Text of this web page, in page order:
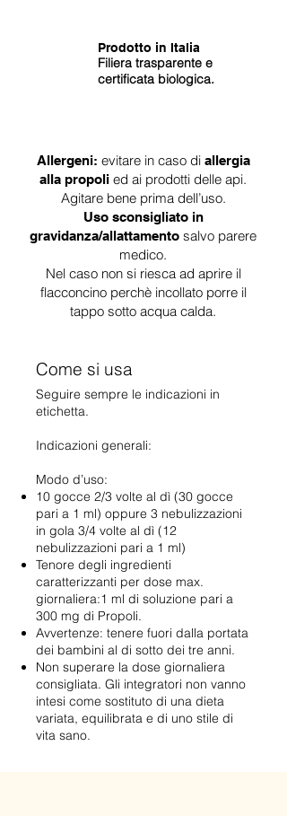
Prodotto in Italia
Filiera trasparente e
certificata biologica.
Allergeni: evitare in caso di allergia
alla propoli ed ai prodotti delle api.
Agitare bene prima dell’uso.
Uso sconsigliato in
gravidanza/allattamento salvo parere
medico.
Nel caso non si riesca ad aprire il
flacconcino perchè incollato porre il
tappo sotto acqua calda.
Come si usa
Seguire sempre le indicazioni in
etichetta.
Indicazioni generali:
Modo d’uso:
10 gocce 2/3 volte al dì (30 gocce
pari a 1 ml) oppure 3 nebulizzazioni
in gola 3/4 volte al dì (12
nebulizzazioni pari a 1 ml)
Tenore degli ingredienti
caratterizzanti per dose max.
giornaliera:1 ml di soluzione pari a
300 mg di Propoli.
Avvertenze: tenere fuori dalla portata
dei bambini al di sotto dei tre anni.
Non superare la dose giornaliera
consigliata. Gli integratori non vanno
intesi come sostituto di una dieta
variata, equilibrata e di uno stile di
vita sano.